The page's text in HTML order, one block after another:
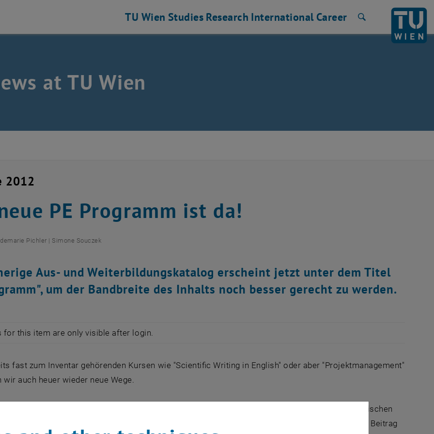
TU Wien Studies Research International Career
at TU Wien
2012
PE Programm ist da!
Pichler | Simone Souczek
Aus- und Weiterbildungskatalog erscheint jetzt unter dem Titel
um der Bandbreite des Inhalts noch besser gerecht zu werden.
for this item are only visible after login.
fast zum Inventar gehörenden Kursen wie "Scientific Writing in English" oder aber "Projektmanagement"
wir auch heuer wieder neue Wege.
die "betriebliche Gesundheitsförderung" wollen wir neben unsere Hauptaufgabe - der strategischen
- auch bei der Bewusstseinsbildung bezüglich gesundem und sicherem Arbeiten unseren Beitrag